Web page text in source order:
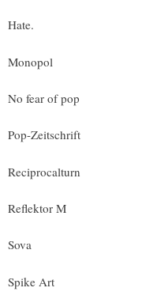
Hate.
Monopol
No fear of pop
Pop-Zeitschrift
Reciprocalturn
Reflektor M
Sova
Spike Art